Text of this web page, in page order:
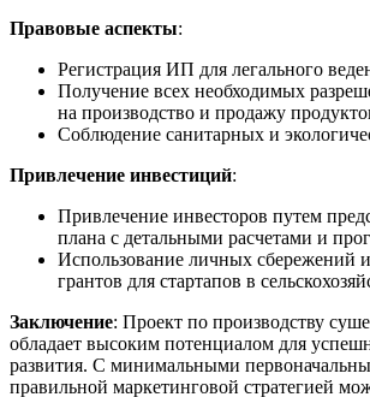
Правовые аспекты:
Регистрация ИП для легального
Получение всех необходимых
на производство и продажу
Соблюдение санитарных и
Привлечение инвестиций:
Привлечение инвесторов путем
плана с детальными расчетами и
Использование личных сбережений
грантов для стартапов в
Заключение: Проект по производству
обладает высоким потенциалом для
развития. С минимальными
правильной маркетинговой стратегией